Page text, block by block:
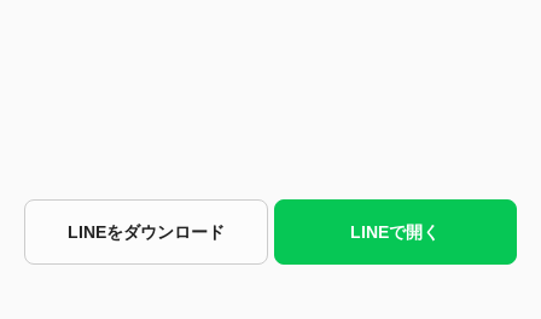
LINEをダウンロード LINEで開く